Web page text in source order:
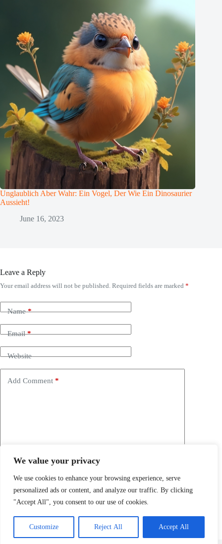
We value your privacy
We use cookies to enhance your browsing experience, serve
personalized ads or content, and analyze our traffic. By clicking
"Accept All", you consent to our use of cookies.
Customize Reject All Accept All
Unglaublich Aber Wahr: Ein Vogel, Der Wie Ein Dinosaurier
Aussieht!
June 16, 2023
Leave a Reply
Your email address will not be published. Required fields are marked *
Name*
Email*
Website
Add Comment *
Save my name, email and website in this browser for the
Post Comment